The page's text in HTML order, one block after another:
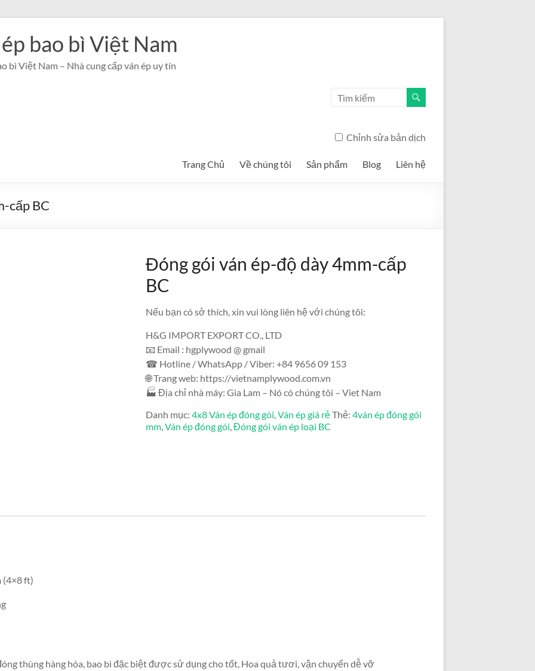
bao bì Việt Nam
bì Việt Nam – Nhà cung cấp ván ép uy tín
Chỉnh sửa bản dịch
Trang Chủ Về chúng tôi Sản phẩm Blog Liên hệ
cấp BC
Đóng gói ván ép-độ dày 4mm-cấp
BC
Nếu bạn có sở thích, xin vui lòng liên hệ với chúng tôi:
H&G IMPORT EXPORT CO., LTD
📧 Email : hgplywood @ gmail
☎ Hotline / WhatsApp / Viber: +84 9656 09 153
🌐 Trang web: https://vietnamplywood.com.vn
🏭 Địa chỉ nhà máy: Gia Lam – Nó có chúng tôi – Viet Nam
Danh mục: 4x8 Ván ép đóng gói,Ván ép giá rẻThẻ: 4ván ép đóng gói
mm,Ván ép đóng gói,Đóng gói ván ép loại BC
(4×8 ft)
thùng hàng hóa, bao bì đặc biệt được sử dụng cho tốt, Hoa quả tươi, vận chuyển dễ vỡ